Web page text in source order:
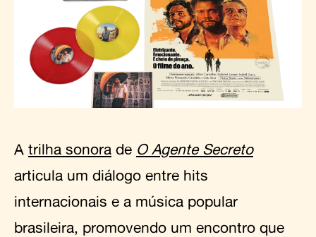
A trilha sonora de O Agente Secreto
articula um diálogo entre hits
internacionais e a música popular
brasileira, promovendo um encontro que